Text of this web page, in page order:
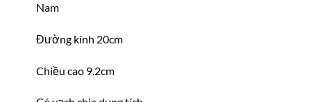
Nam
Đường kính 20cm
Chiều cao 9.2cm